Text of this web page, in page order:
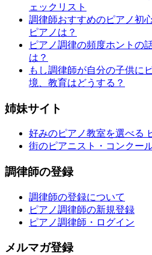
ェックリスト
調律師おすすめのピアノ初
ピアノは？
ピアノ調律の頻度ホントの
は？
もし調律師が自分の子供に
境、教育はどうする？
姉妹サイト
好みのピアノ教室を選べる
街のピアニスト・コンクー
調律師の登録
調律師の登録について
ピアノ調律師の新規登録
ピアノ調律師・ログイン
メルマガ登録